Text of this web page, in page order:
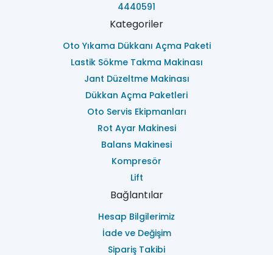
4440591
Kategoriler
Oto Yıkama Dükkanı Açma Paketi
Lastik Sökme Takma Makinası
Jant Düzeltme Makinası
Dükkan Açma Paketleri
Oto Servis Ekipmanları
Rot Ayar Makinesi
Balans Makinesi
Kompresör
Lift
Bağlantılar
Hesap Bilgilerimiz
İade ve Değişim
Sipariş Takibi